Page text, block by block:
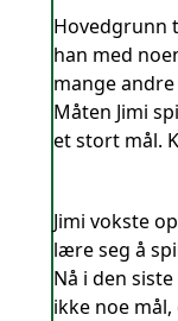
Hovedgrunn
han med
mange
Måten Jimi
et stort mål.
Jimi vokste
lære seg å
Nå i den
ikke noe